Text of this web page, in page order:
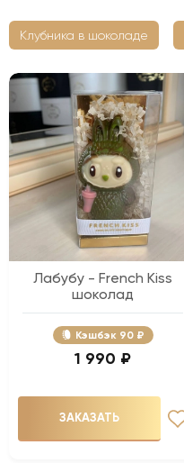
Клубника в шоколаде
Лабубу - French Kiss
шоколад
Кэшбэк 90 ₽
1 990 ₽
ЗАКАЗАТЬ